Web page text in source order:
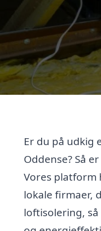
Er du på udkig
Oddense? Så
Vores
lokale firmaer,
loftisolering,